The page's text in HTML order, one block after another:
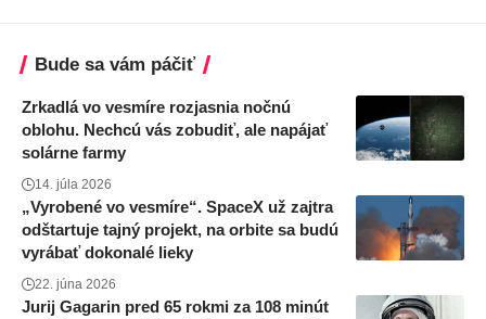
Bude sa vám páčiť
Zrkadlá vo vesmíre rozjasnia nočnú
oblohu. Nechcú vás zobudiť, ale napájať
solárne farmy
14. júla 2026
„Vyrobené vo vesmíre“. SpaceX už zajtra
odštartuje tajný projekt, na orbite sa budú
vyrábať dokonalé lieky
22. júna 2026
Jurij Gagarin pred 65 rokmi za 108 minút